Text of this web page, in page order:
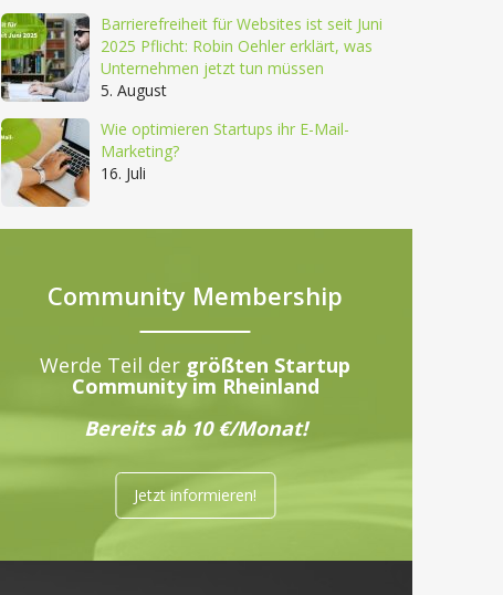
Barrierefreiheit für Websites ist seit Juni
2025 Pflicht: Robin Oehler erklärt, was
Unternehmen jetzt tun müssen
5. August
Wie optimieren Startups ihr E-Mail-
Marketing?
16. Juli
Community Membership
Werde Teil der größten Startup
Community im Rheinland
Bereits ab 10 €/Monat!
Jetzt informieren!